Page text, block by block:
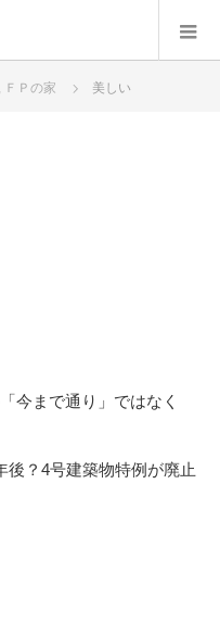
ＦＰの家 美しい
今まで通り」ではなく
後？4号建築物特例が廃止